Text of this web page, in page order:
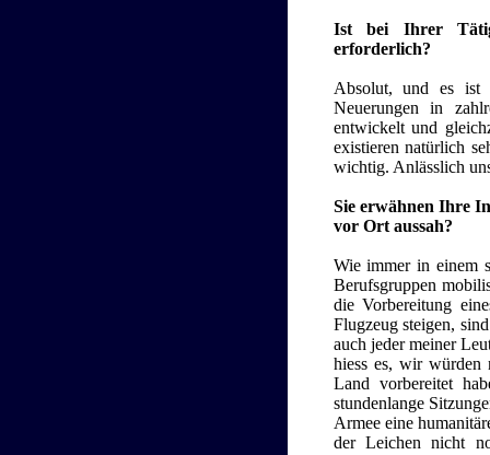
Ist bei Ihrer
erforderlich?
Absolut, und es ist
Neuerungen in
entwickelt und
existieren natürlich
wichtig. Anlässlich
Sie erwähnen Ihre
vor Ort aussah?
Wie immer in einem
Berufsgruppen
die Vorbereitung
Flugzeug steigen,
auch jeder meiner
hiess es, wir würden
Land vorbereitet
stundenlange
Armee eine
der Leichen nicht